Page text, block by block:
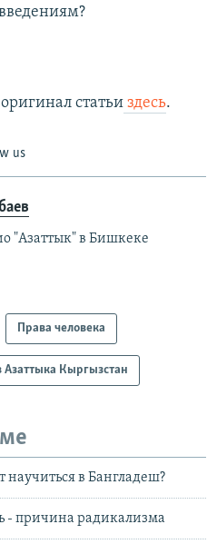
статьи здесь.
us
"Азаттык" в Бишкеке
Права человека
Азаттыка Кыргызстан
в Бангладеш?
- причина радикализма